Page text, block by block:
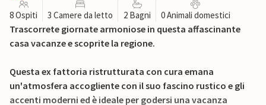
8 Ospiti 3 Camere da letto 2 Bagni 0 Animali domestici
Trascorrete giornate armoniose in questa affascinante
casa vacanze e scoprite la regione.
Questa ex fattoria ristrutturata con cura emana
un'atmosfera accogliente con il suo fascino rustico e gli
accenti moderni ed è ideale per godersi una vacanza